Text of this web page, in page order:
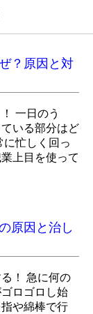
？原因と対
一日のう
いる部分はど
に忙しく回っ
上目を使って
原因と治し
！ 急に何の
ロゴロし始
や綿棒で行